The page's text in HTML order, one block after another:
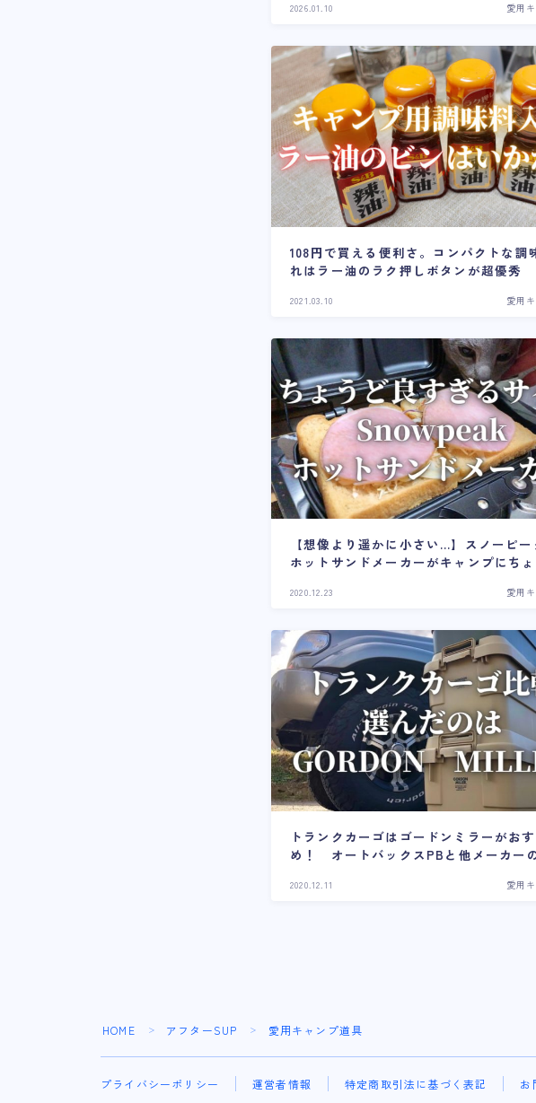
2026.01.10 愛用
108円で買える便利さ。コンパクトな調
れはラー油のラク押しボタンが超優秀
2021.03.10 愛用
【想像より遥かに小さい…】スノーピー
ホットサンドメーカーがキャンプにちょ
2020.12.23 愛用
トランクカーゴはゴードンミラーがお
め！ オートバックスPBと他メーカー
2020.12.11 愛用
HOME ＞ アフターSUP ＞ 愛用キャンプ道具
プライバシーポリシー 運営者情報 特定商取引法に基づく表記 お